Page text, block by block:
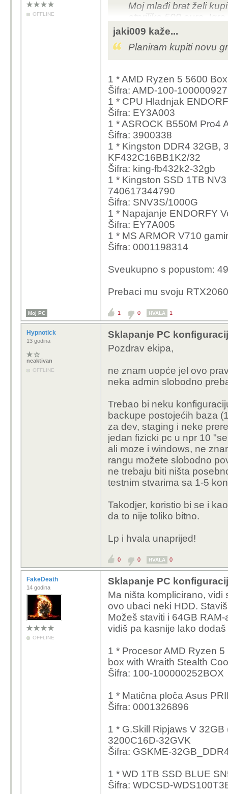
OFFLINE
Moj mlađi brat želi
otprilike 500 eura.
negdje drugdje, a da
ova gdje inace se
Hvala unaprjed!
jaki009 kaže...
Planiram kupiti novu
1 * AMD Ryzen 5 5600
Šifra: AMD-100-
1 * CPU Hladnjak
Šifra: EY3A003
1 * ASROCK B550M Pro4
Šifra: 3900338
1 * Kingston DDR4 32GB,
KF432C16BB1K2/32
Šifra: king-fb432k2-32gb
1 * Kingston SSD 1TB
740617344790
Šifra: SNV3S/1000G
1 * Napajanje ENDORFY
Šifra: EY7A005
1 * MS ARMOR V710
Šifra: 0001198314
Sveukupno s popustom:
Prebaci mu svoju RTX2060
Moj PC 1 0 HVALA 1
Hypnotick
13 godina
neaktivan
OFFLINE
Sklapanje PC
Pozdrav ekipa,
ne znam uopće jel ovo
neka admin slobodno
Trebao bi neku
backupe postojećih baza
za dev, staging i neke
jedan fizicki pc u npr 10
ali moze i windows, ne
rangu možete slobodno
ne trebaju biti ništa
testnim stvarima sa 1-5
Takodjer, koristio bi se i
da to nije toliko bitno.
Lp i hvala unaprijed!
0 0 HVALA 0
FakeDeath
14 godina
OFFLINE
Sklapanje PC
Ma ništa komplicirano,
ovo ubaci neki HDD.
Možeš staviti i 64GB
vidiš pa kasnije lako
1 * Procesor AMD Ryzen
box with Wraith Stealth
Šifra: 100-100000252BOX
1 * Matična ploča Asus
Šifra: 0001326896
1 * G.Skill Ripjaws V
3200C16D-32GVK
Šifra: GSKME-
1 * WD 1TB SSD BLUE
Šifra: WDCSD-